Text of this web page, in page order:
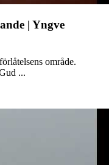
| Yngve
område.
...